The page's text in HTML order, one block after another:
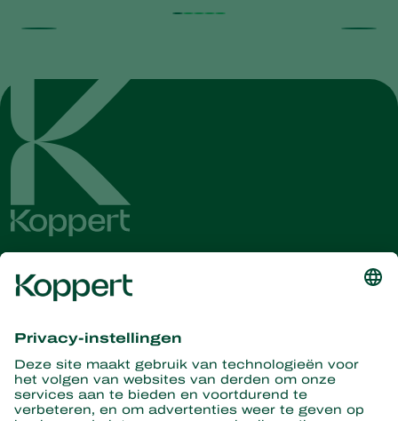
Ontvang het laatste nieuws en
informatie
Hier aanmelden